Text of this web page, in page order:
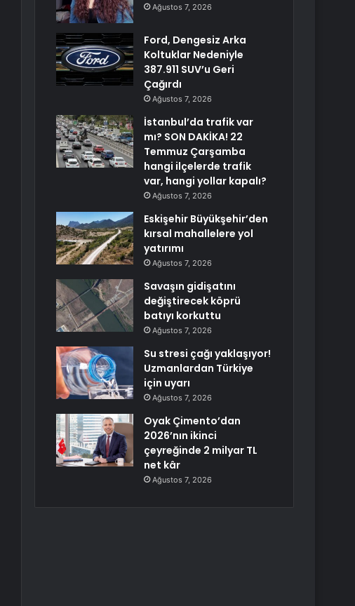
Ağustos 7, 2026
Ford, Dengesiz Arka
Koltuklar Nedeniyle
387.911 SUV’u Geri
Çağırdı
Ağustos 7, 2026
İstanbul’da trafik var
mı? SON DAKİKA! 22
Temmuz Çarşamba
hangi ilçelerde trafik
var, hangi yollar kapalı?
Ağustos 7, 2026
Eskişehir Büyükşehir’den
kırsal mahallelere yol
yatırımı
Ağustos 7, 2026
Savaşın gidişatını
değiştirecek köprü
batıyı korkuttu
Ağustos 7, 2026
Su stresi çağı yaklaşıyor!
Uzmanlardan Türkiye
için uyarı
Ağustos 7, 2026
Oyak Çimento’dan
2026’nın ikinci
çeyreğinde 2 milyar TL
net kâr
Ağustos 7, 2026